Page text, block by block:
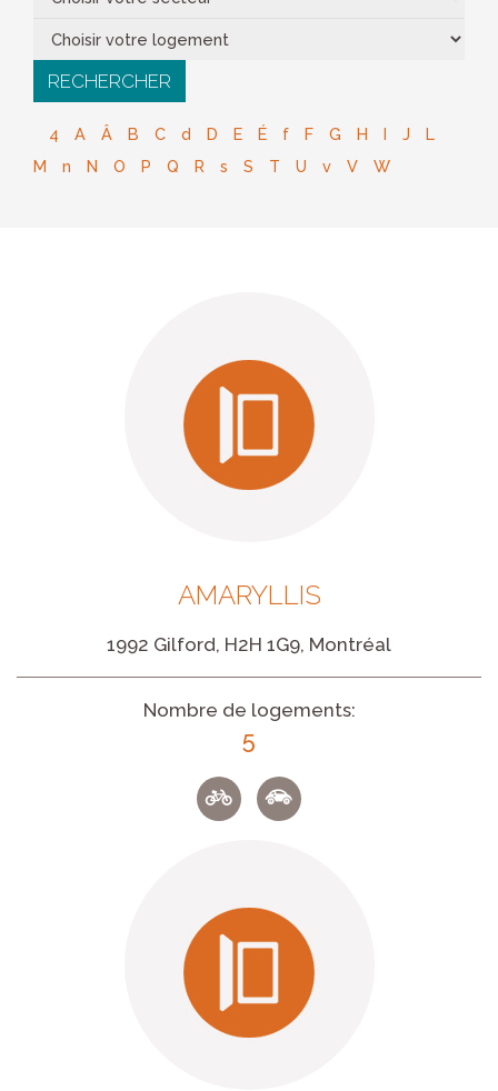
4 A Â B C d D E É f F G H I J
L
M
n N O P Q R s S T U v V W
AMARYLLIS
1992 Gilford, H2H 1G9, Montréal
Nombre de logements:
5